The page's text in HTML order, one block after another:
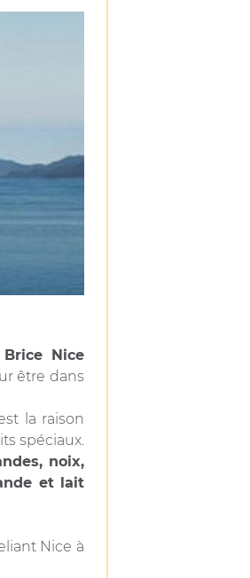
Brice Nice
être dans
la raison
spéciaux.
noix,
et lait
Nice à